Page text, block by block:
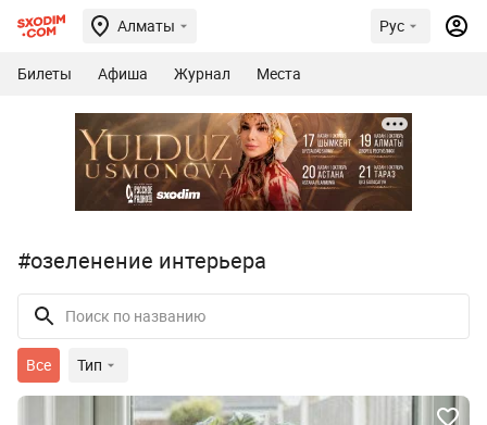
Алматы Рус
Билеты Афиша Журнал Места
#озеленение интерьера
Все Тип